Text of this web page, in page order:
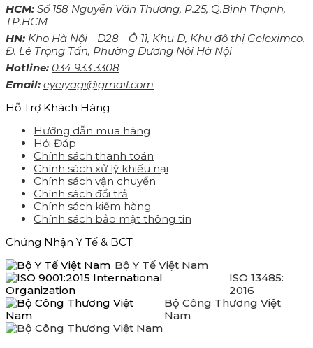
HCM: Số 158 Nguyễn Văn Thương, P.25, Q.Bình Thạnh,
TP.HCM
HN: Kho Hà Nội - D28 - Ô 11, Khu D, Khu đô thị Geleximco,
Đ. Lê Trọng Tấn, Phường Dương Nội Hà Nội
Hotline: 034 933 3308
Email: eyeiyagi@gmail.com
Hỗ Trợ Khách Hàng
Hướng dẫn mua hàng
Hỏi Đáp
Chính sách thanh toán
Chính sách xử lý khiếu nại
Chính sách vận chuyển
Chính sách đổi trả
Chính sách kiểm hàng
Chính sách bảo mật thông tin
Chứng Nhận Y Tế & BCT
Bộ Y Tế Việt Nam
ISO 13485:
2016
Bộ Công Thương Việt
Nam